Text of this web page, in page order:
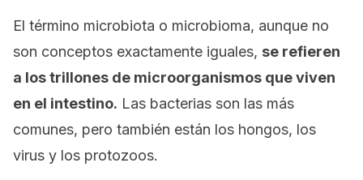
El término microbiota o microbioma, aunque no
son conceptos exactamente iguales, se refieren
a los trillones de microorganismos que viven
en el intestino. Las bacterias son las más
comunes, pero también están los hongos, los
virus y los protozoos.